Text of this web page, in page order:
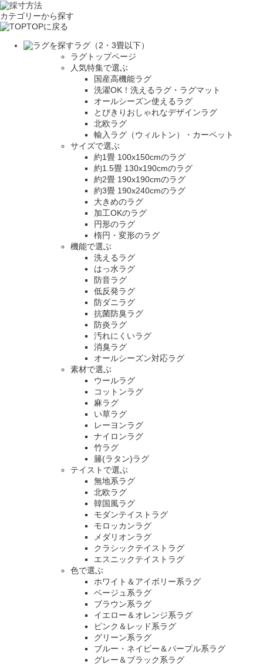
カテゴリーから探す
TOPに戻る
ラグ（2・3畳以下）
ラグトップページ
人気特集で選ぶ
国産高機能ラグ
洗濯OK！洗えるラグ・ラグマット
オールシーズン使えるラグ
とびきりおしゃれなデザインラグ
北欧ラグ
輸入ラグ（ウィルトン）・カーペット
サイズで選ぶ
約1畳 100x150cmのラグ
約1.5畳 130x190cmのラグ
約2畳 190x190cmのラグ
約3畳 190x240cmのラグ
大きめのラグ
加工OKのラグ
円形のラグ
楕円・変形のラグ
機能で選ぶ
洗えるラグ
はっ水ラグ
防音ラグ
低反発ラグ
防ダニラグ
抗菌防臭ラグ
防炎ラグ
汚れにくいラグ
消臭ラグ
オールシーズン対応ラグ
素材で選ぶ
ウールラグ
コットンラグ
麻ラグ
い草ラグ
レーヨンラグ
ナイロンラグ
竹ラグ
籐(ラタン)ラグ
テイストで選ぶ
無地系ラグ
北欧ラグ
韓国風ラグ
モダンテイストラグ
モロッカンラグ
メダリオンラグ
クラシックテイストラグ
エスニックテイストラグ
色で選ぶ
ホワイト＆アイボリー系ラグ
ベージュ系ラグ
ブラウン系ラグ
イエロー＆オレンジ系ラグ
ピンク＆レッド系ラグ
グリーン系ラグ
ブルー・ネイビー＆パープル系ラグ
グレー＆ブラック系ラグ